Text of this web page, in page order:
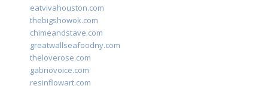
eatvivahouston.com
thebigshowok.com
chimeandstave.com
greatwallseafoodny.com
theloverose.com
gabriovoice.com
resinflowart.com